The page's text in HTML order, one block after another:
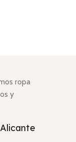
ropa
y